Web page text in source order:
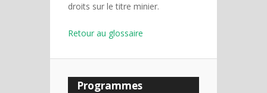
droits sur le titre minier.
Retour au glossaire
Programmes